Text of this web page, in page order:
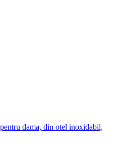
dama, din otel inoxidabil,